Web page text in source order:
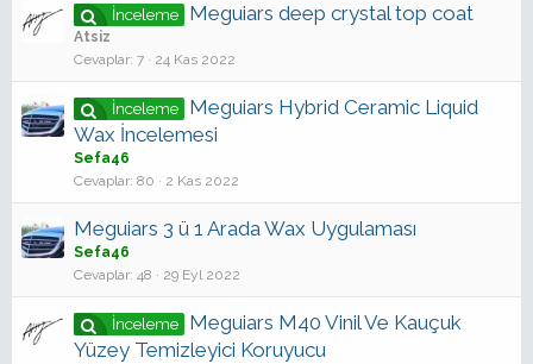
İnceleme Meguiars deep crystal top coat
Atsiz
Cevaplar 7 24 Kas 2022
İnceleme
Meguiars Hybrid Ceramic Liquid
Wax İncelemesi
Sefa46
Cevaplar 80 2 Kas 2022
Meguiars 3 ü 1 Arada Wax Uygulaması
Sefa46
Cevaplar 48 29 Eyl 2022
İnceleme
Meguiars M40 Vinil Ve Kauçuk
Yüzey Temizleyici Koruyucu